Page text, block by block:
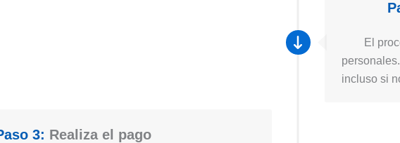
El
incluso si
3: Realiza el pago